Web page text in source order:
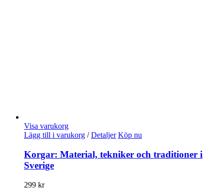
Visa varukorg
Lägg till i varukorg / Detaljer Köp nu
Korgar: Material, tekniker och traditioner i
Sverige
299 kr